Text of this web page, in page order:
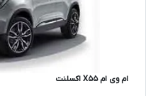
ام وی ام X۵۵ اکسلنت